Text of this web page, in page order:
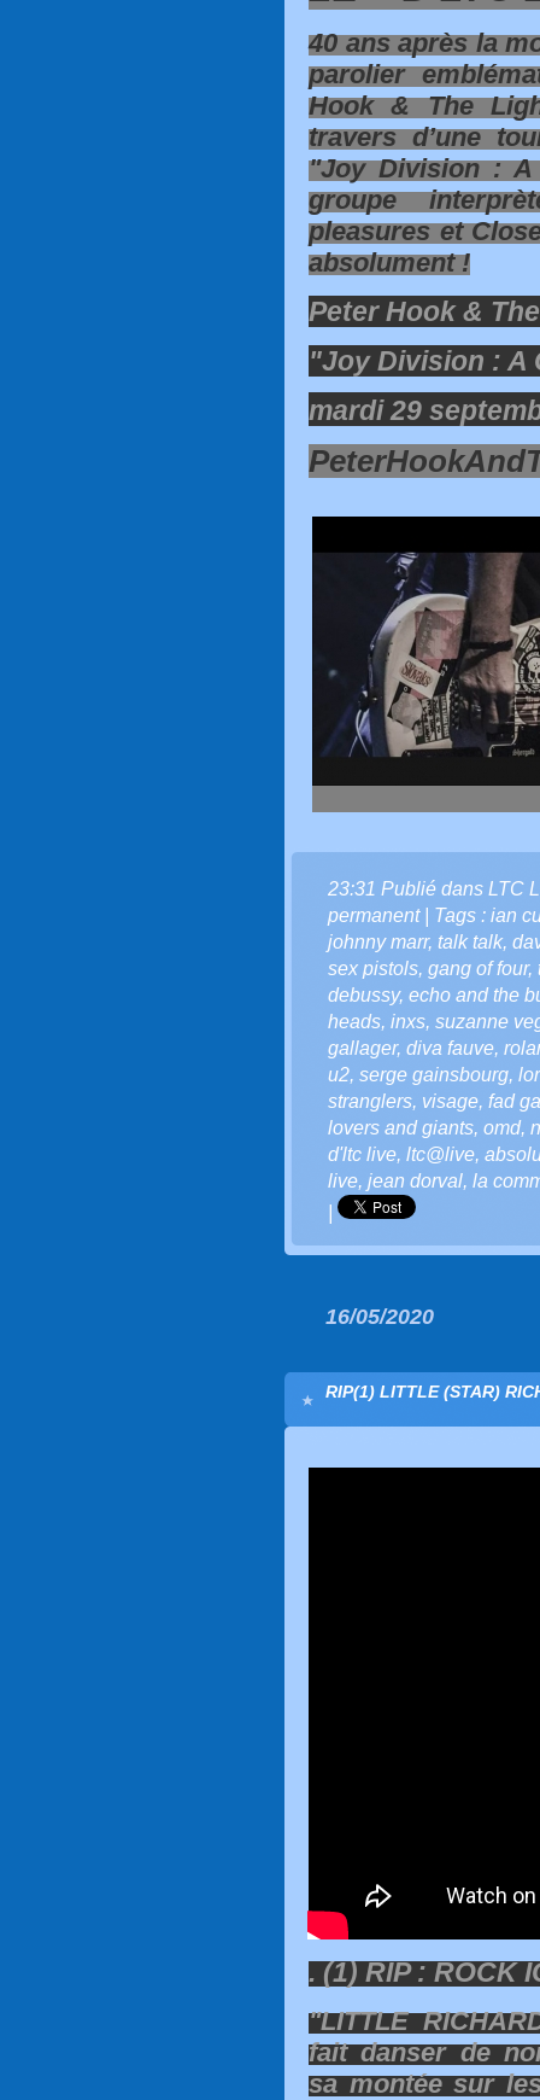
40 ans après la
parolier
Hook & The
travers d’une
"Joy Division : A
groupe
pleasureset
absolument !
Peter Hook &
"Joy Division : A
mardi 29
23:31 Publié dans LTC
permanent| Tags : ian
johnny marr, talk talk,
sex pistols, gang of four,
debussy, echo and the
heads, inxs, suzanne
gallager, diva fauve,
u2, serge gainsbourg,
stranglers, visage, fad
lovers and giants, omd,
d'ltc live, ltc@live,
live, jean dorval, la
16/05/2020
RIP(1) LITTLE (STAR)
. (1) RIP : ROCK
"LITTLE
fait danser de
sa montée sur